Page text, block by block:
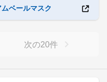
ベールマスク
次の20件